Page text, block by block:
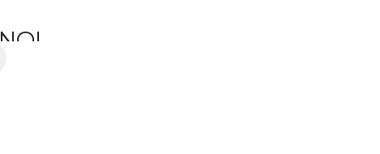
sunt disponibile în diferite culori și dimensiuni, potrivite pentru diverse